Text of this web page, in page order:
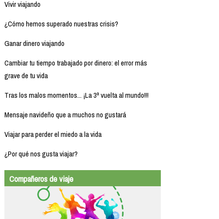
Vivir viajando
¿Cómo hemos superado nuestras crisis?
Ganar dinero viajando
Cambiar tu tiempo trabajado por dinero: el error más
grave de tu vida
Tras los malos momentos... ¡La 3ª vuelta al mundo!!!
Mensaje navideño que a muchos no gustará
Viajar para perder el miedo a la vida
¿Por qué nos gusta viajar?
Compañeros de viaje